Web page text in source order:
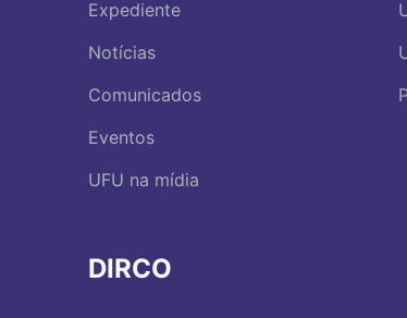
Expediente
Notícias
Comunicados
Eventos
UFU na mídia
DIRCO